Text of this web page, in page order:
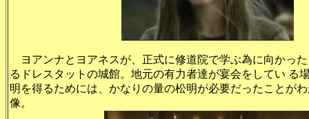
ヨアンナとヨアネスが、正式に修道院で学ぶ為に向かっ
るドレスタットの城館。地元の有力者達が宴会をしてい る
明を得るためには、かなりの量の松明が必要だったことが
像。